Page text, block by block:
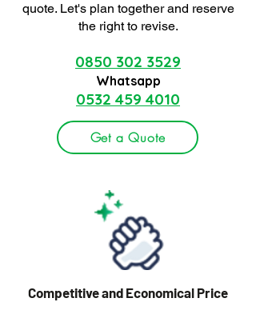
quote. Let's plan together and reserve
the right to revise.
0850 302 3529
Whatsapp
0532 459 4010
Get a Quote
Competitive and Economical Price